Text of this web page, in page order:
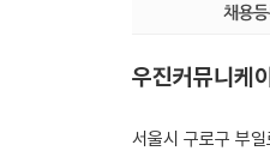
우진커뮤니케
서울시 구로구 부